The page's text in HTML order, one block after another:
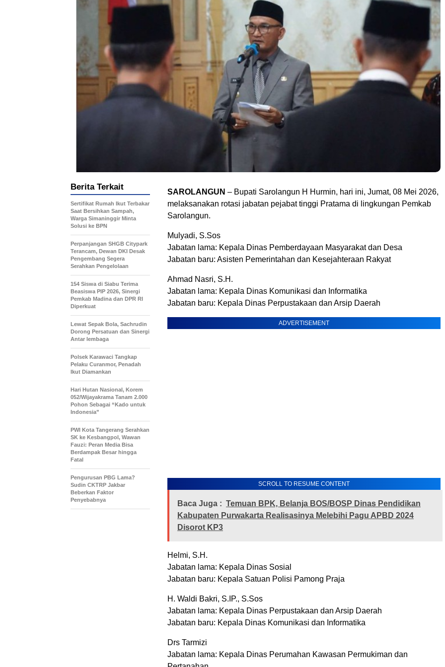
SAROLANGUN – Bupati Sarolangun H Hurmin, hari ini, Jumat, 08 Mei 2026,
melaksanakan rotasi jabatan pejabat tinggi Pratama di lingkungan Pemkab
Sarolangun.
Mulyadi, S.Sos
Jabatan lama: Kepala Dinas Pemberdayaan Masyarakat dan Desa
Jabatan baru: Asisten Pemerintahan dan Kesejahteraan Rakyat
Ahmad Nasri, S.H.
Jabatan lama: Kepala Dinas Komunikasi dan Informatika
Jabatan baru: Kepala Dinas Perpustakaan dan Arsip Daerah
ADVERTISEMENT
SCROLL TO RESUME CONTENT
Baca Juga : Temuan BPK, Belanja BOS/BOSP Dinas Pendidikan
Kabupaten Purwakarta Realisasinya Melebihi Pagu APBD 2024
Disorot KP3
Helmi, S.H.
Jabatan lama: Kepala Dinas Sosial
Jabatan baru: Kepala Satuan Polisi Pamong Praja
H. Waldi Bakri, S.IP., S.Sos
Jabatan lama: Kepala Dinas Perpustakaan dan Arsip Daerah
Jabatan baru: Kepala Dinas Komunikasi dan Informatika
Drs Tarmizi
Jabatan lama: Kepala Dinas Perumahan Kawasan Permukiman dan
Berita Terkait
Sertifikat Rumah Ikut Terbakar
Saat Bersihkan Sampah,
Warga Simaninggir Minta
Solusi ke BPN
Perpanjangan SHGB Citypark
Terancam, Dewan DKI Desak
Pengembang Segera
Serahkan Pengelolaan
154 Siswa di Siabu Terima
Beasiswa PIP 2026, Sinergi
Pemkab Madina dan DPR RI
Diperkuat
Lewat Sepak Bola, Sachrudin
Dorong Persatuan dan Sinergi
Antar lembaga
Polsek Karawaci Tangkap
Pelaku Curanmor, Penadah
Ikut Diamankan
Hari Hutan Nasional, Korem
052/Wijayakrama Tanam 2.000
Pohon Sebagai “Kado untuk
Indonesia”
PWI Kota Tangerang Serahkan
SK ke Kesbangpol, Wawan
Fauzi: Peran Media Bisa
Berdampak Besar hingga
Fatal
Pengurusan PBG Lama?
Sudin CKTRP Jakbar
Beberkan Faktor
Penyebabnya